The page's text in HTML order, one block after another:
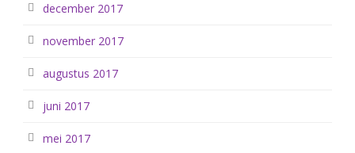
december 2017
november 2017
augustus 2017
juni 2017
mei 2017